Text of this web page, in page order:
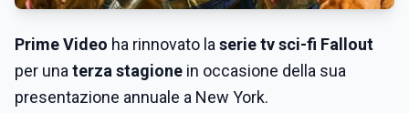
Prime Video ha rinnovato la serie tv sci-fi Fallout
per una terza stagione in occasione della sua
presentazione annuale a New York.